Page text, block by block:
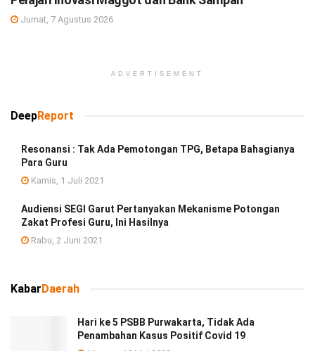
Jumat, 7 Agustus 2026
ADVERTISEMENT
DeepReport
Resonansi : Tak Ada Pemotongan TPG, Betapa Bahagianya
Para Guru
Kamis, 1 Juli 2021
Audiensi SEGI Garut Pertanyakan Mekanisme Potongan
Zakat Profesi Guru, Ini Hasilnya
Rabu, 2 Juni 2021
KabarDaerah
Hari ke 5 PSBB Purwakarta, Tidak Ada
Penambahan Kasus Positif Covid 19